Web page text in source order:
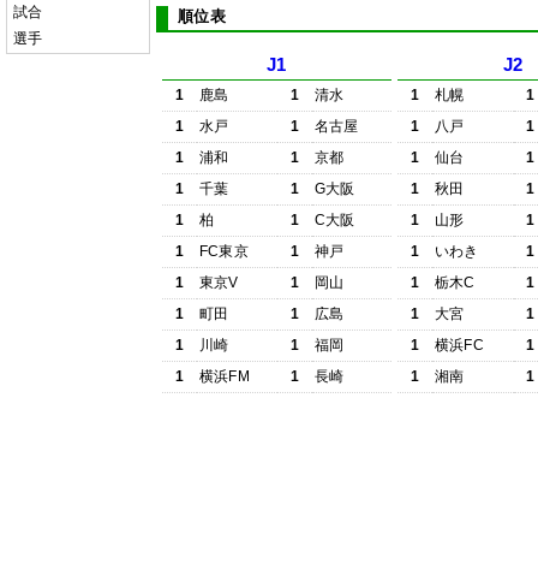
試合
選手
順位表
J1
1 鹿島 1
清水
1
水戸 1
名古屋
1
浦和 1
京都
1
千葉 1
G大阪
1
柏 1
C大阪
1
FC東京 1
神戸
1
東京V 1
岡山
1
町田 1
広島
1
川崎 1
福岡
1
横浜FM 1 長崎
J2
1 札幌
1
1
八戸
1
1
仙台
1
1
秋田
1
1
山形
1
1
いわき
1
1
栃木C
1
1
大宮
1
1
横浜FC
1
1
湘南 1